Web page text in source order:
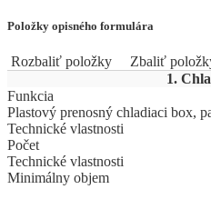
Položky opisného formulára
Rozbaliť položky
Zbaliť
1.
Funkcia
Plastový prenosný chladiaci box,
Technické vlastnosti
Počet
Technické vlastnosti
Minimálny objem